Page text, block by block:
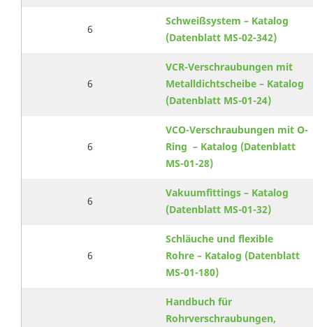
6
Schweißsystem – Katalog
(Datenblatt MS-02-342)
6
VCR-Verschraubungen mit
Metalldichtscheibe – Katalog
(Datenblatt MS-01-24)
6
VCO-Verschraubungen mit O-
Ring – Katalog (Datenblatt
MS-01-28)
6
Vakuumfittings – Katalog
(Datenblatt MS-01-32)
6
Schläuche und flexible
Rohre – Katalog (Datenblatt
MS-01-180)
Handbuch für
Rohrverschraubungen,